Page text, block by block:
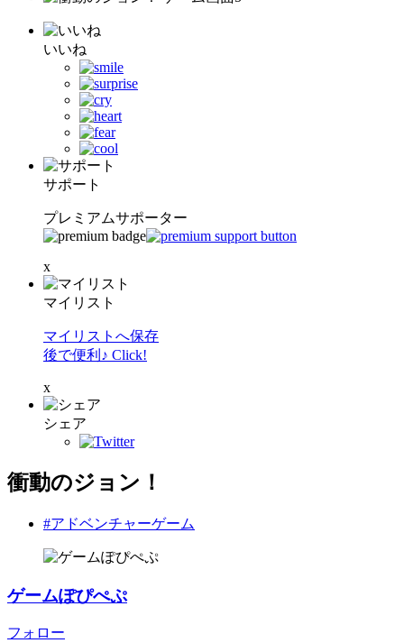
いいね
サポート
プレミアムサポーター
x
マイリスト
マイリストへ保存
後で便利♪ Click!
x
シェア
衝動のジョン！
#アドベンチャーゲーム
ゲームぽぴぺぷ
フォロー